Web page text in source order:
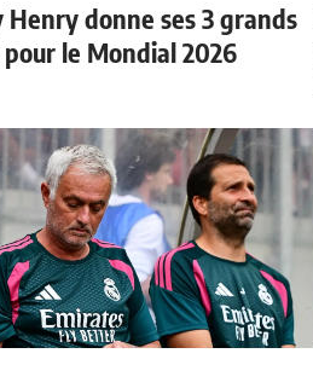
donne ses 3 grands
le Mondial 2026